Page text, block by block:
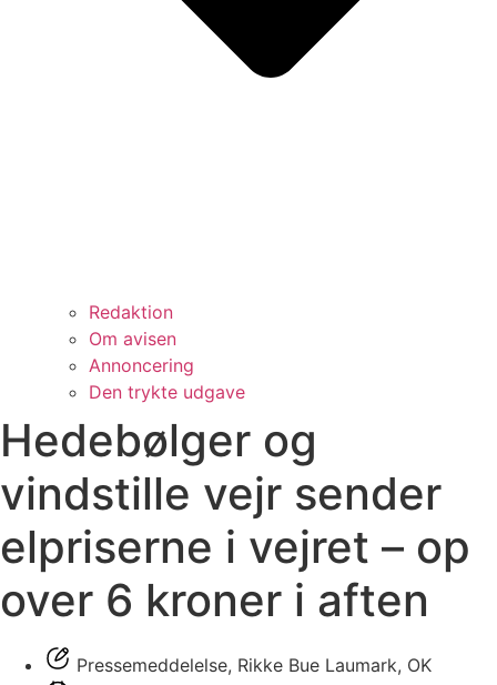
Redaktion
Om avisen
Annoncering
Den trykte udgave
Hedebølger og
vindstille vejr sender
elpriserne i vejret – op
over 6 kroner i aften
Pressemeddelelse, Rikke Bue Laumark, OK